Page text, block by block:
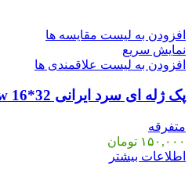
افزودن به لیست مقایسه ها
نمایش سریع
افزودن به لیست علاقمندی ها
پک ژله ای سرد ایرانی cold / snow 16*32
متفرقه
۱۵۰,۰۰۰ تومان
اطلاعات بیشتر